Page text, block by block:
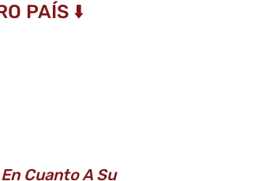
PAÍS ⬇️
Cuanto A Su